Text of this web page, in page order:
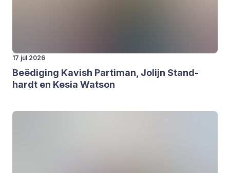
17 jul 2026
Beë­di­ging Kavish Par­ti­man, Jolijn Stand­
hardt en Kesia Wat­son